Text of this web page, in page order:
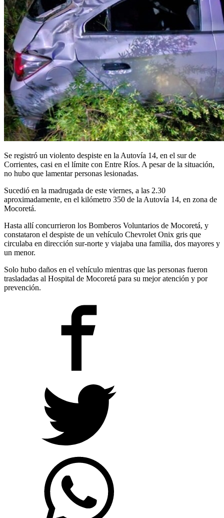
Se registró un violento despiste en la Autovía 14, en el sur de
Corrientes, casi en el límite con Entre Ríos. A pesar de la situación,
no hubo que lamentar personas lesionadas.
Sucedió en la madrugada de este viernes, a las 2.30
aproximadamente, en el kilómetro 350 de la Autovía 14, en zona de
Mocoretá.
Hasta allí concurrieron los Bomberos Voluntarios de Mocoretá, y
constataron el despiste de un vehículo Chevrolet Onix gris que
circulaba en dirección sur-norte y viajaba una familia, dos mayores y
un menor.
Solo hubo daños en el vehículo mientras que las personas fueron
trasladadas al Hospital de Mocoretá para su mejor atención y por
prevención.